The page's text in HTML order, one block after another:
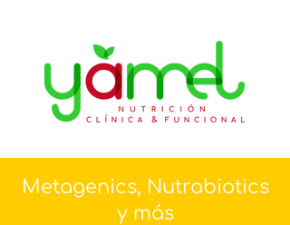
Metagenics, Nutrabiotics
y más